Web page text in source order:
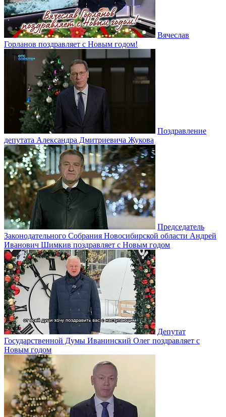
Вячеслав
Горланов поздравляет с Новым годом!
Поздравление
депутата Александра Дмитриевича Жукова
Председатель
Законодательного Собрания Новосибирской области Андрей
Иванович Шимкив поздравляет с Новым годом
Депутат
Государственной Думы Иванинский Олег поздравляет с
Новым годом